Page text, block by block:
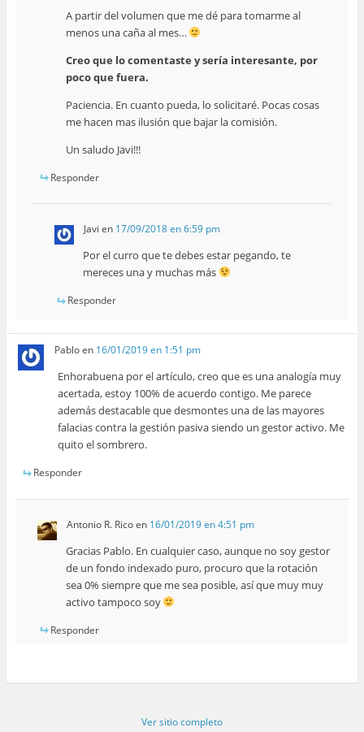
A partir del volumen que me dé para tomarme al
menos una caña al mes…
Creo que lo comentaste y sería interesante, por
poco que fuera.
Paciencia. En cuanto pueda, lo solicitaré. Pocas cosas
me hacen mas ilusión que bajar la comisión.
Un saludo Javi!!!
Responder
Javi en 17/09/2018 en 6:59 pm
Por el curro que te debes estar pegando, te
mereces una y muchas más
Responder
Pabloen 16/01/2019 en 1:51 pm
Enhorabuena por el artículo, creo que es una analogía muy
acertada, estoy 100% de acuerdo contigo. Me parece
además destacable que desmontes una de las mayores
falacias contra la gestión pasiva siendo un gestor activo. Me
quito el sombrero.
Responder
Antonio R. Ricoen 16/01/2019 en 4:51 pm
Gracias Pablo. En cualquier caso, aunque no soy gestor
de un fondo indexado puro, procuro que la rotación
sea 0% siempre que me sea posible, así que muy muy
activo tampoco soy
Responder
Ver sitio completo